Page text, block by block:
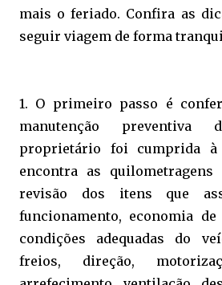
mais o feriado. Confira as
seguir viagem de forma
1. O primeiro passo é
manutenção
proprietário foi cumprida à
encontra as
revisão dos itens que
funcionamento, economia
condições adequadas do
freios, direção,